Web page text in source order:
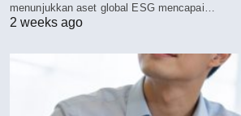
menunjukkan aset global ESG mencapai…
2 weeks ago